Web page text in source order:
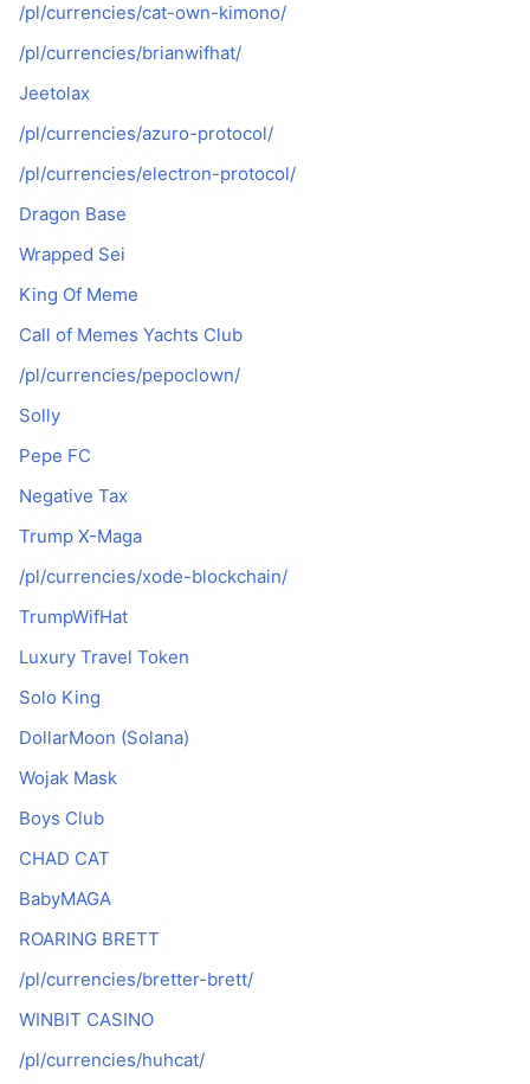
/pl/currencies/cat-own-kimono/
/pl/currencies/brianwifhat/
Jeetolax
/pl/currencies/azuro-protocol/
/pl/currencies/electron-protocol/
Dragon Base
Wrapped Sei
King Of Meme
Call of Memes Yachts Club
/pl/currencies/pepoclown/
Solly
Pepe FC
Negative Tax
Trump X-Maga
/pl/currencies/xode-blockchain/
TrumpWifHat
Luxury Travel Token
Solo King
DollarMoon (Solana)
Wojak Mask
Boys Club
CHAD CAT
BabyMAGA
ROARING BRETT
/pl/currencies/bretter-brett/
WINBIT CASINO
/pl/currencies/huhcat/